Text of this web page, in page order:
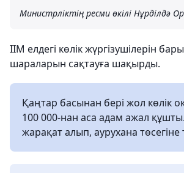
Министрліктің ресми өкілі Нұрділдә
ІІМ елдегі көлік жүргізушілерін
шараларын сақтауға шақырды.
Қаңтар басынан бері жол көлік
100 000-нан аса адам ажал
жарақат алып, аурухана төсегіне